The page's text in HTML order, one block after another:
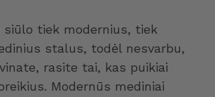
siūlo tiek modernius, tiek
stalus, todėl nesvarbu,
rasite tai, kas puikiai
Modernūs mediniai